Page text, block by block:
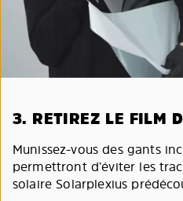
3. RETIREZ LE FILM
Munissez-vous des gants
permettront d’éviter les
solaire Solarplexius